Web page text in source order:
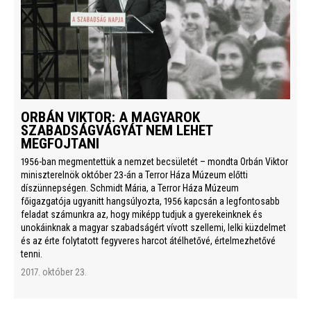
ORBÁN VIKTOR: A MAGYAROK
SZABADSÁGVÁGYÁT NEM LEHET
MEGFOJTANI
1956-ban megmentettük a nemzet becsületét – mondta Orbán Viktor
miniszterelnök október 23-án a Terror Háza Múzeum előtti
díszünnepségen. Schmidt Mária, a Terror Háza Múzeum
főigazgatója ugyanitt hangsúlyozta, 1956 kapcsán a legfontosabb
feladat számunkra az, hogy miképp tudjuk a gyerekeinknek és
unokáinknak a magyar szabadságért vívott szellemi, lelki küzdelmet
és az érte folytatott fegyveres harcot átélhetővé, értelmezhetővé
tenni.
2017. október 23.